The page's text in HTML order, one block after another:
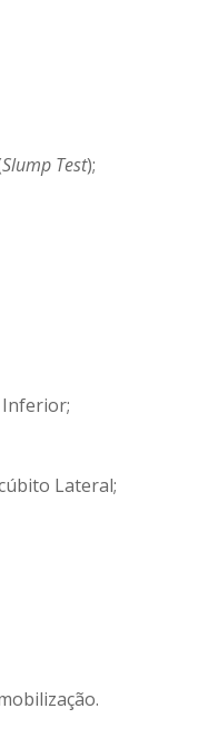
Slump Test);
Lateral;